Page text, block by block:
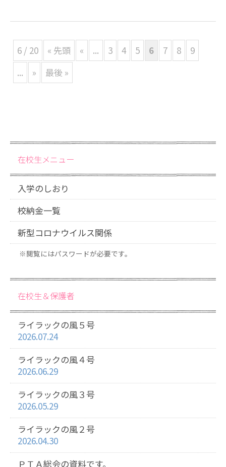
6 / 20 « 先頭 « ... 3 4 5 6 7 8
9
...
» 最後 »
在校生メニュー
入学のしおり
校納金一覧
新型コロナウイルス関係
※閲覧にはパスワードが必要です。
在校生＆保護者
ライラックの風５号
2026.07.24
ライラックの風４号
2026.06.29
ライラックの風３号
2026.05.29
ライラックの風２号
2026.04.30
ＰＴＡ総会の資料です。